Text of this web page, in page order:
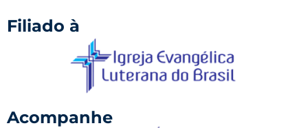
Filiado à
Acompanhe